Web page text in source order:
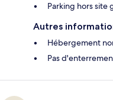
Parking hors site
Autres
Hébergement
Pas